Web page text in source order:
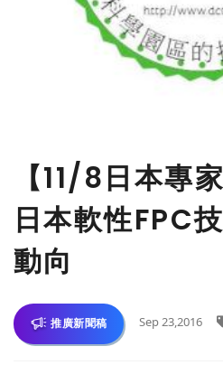
【11/8日本專
日本軟性FPC
動向
推廣新聞稿 Sep 23,2016